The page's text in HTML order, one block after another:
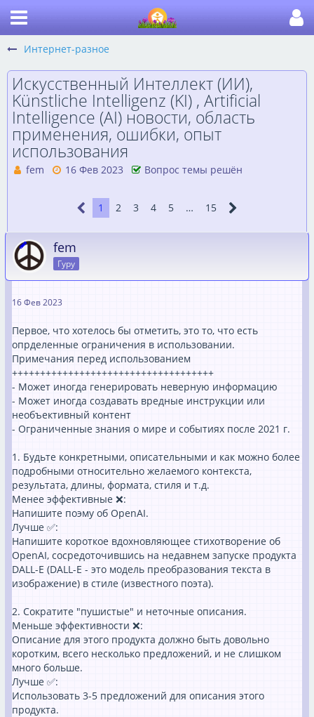
Интернет-разное
Искусственный Интеллект (ИИ),
Künstliche Intelligenz (KI) , Artificial
Intelligence (AI) новости, область
применения, ошибки, опыт
использования
fem 16 Фев 2023 Вопрос темы решён
1 2 3 4 5 … 15
fem
Гуру
16 Фев 2023
Первое, что хотелось бы отметить, это то, что есть
опрделенные ограничения в использовании.
Примечания перед использованием
++++++++++++++++++++++++++++++++++++
- Может иногда генерировать неверную информацию
- Может иногда создавать вредные инструкции или
необъективный контент
- Ограниченные знания о мире и событиях после 2021 г.
1. Будьте конкретными, описательными и как можно более
подробными относительно желаемого контекста,
результата, длины, формата, стиля и т.д.
Менее эффективные ❌:
Напишите поэму об OpenAI.
Лучше ✅:
Напишите короткое вдохновляющее стихотворение об
OpenAI, сосредоточившись на недавнем запуске продукта
DALL-E (DALL-E - это модель преобразования текста в
изображение) в стиле (известного поэта).
2. Сократите "пушистые" и неточные описания.
Меньше эффективности ❌:
Описание для этого продукта должно быть довольно
коротким, всего несколько предложений, и не слишком
много больше.
Лучше ✅:
Использовать 3-5 предложений для описания этого
продукта.